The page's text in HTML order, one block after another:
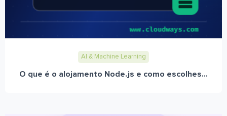
AI & Machine Learning
O que é o alojamento Node.js e como escolhes...